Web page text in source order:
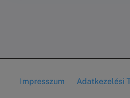
Lábléc
Impresszum Adatkezelési